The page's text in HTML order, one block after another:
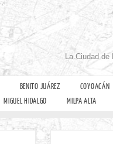
La Ciudad
BENITO JUÁREZ
COYOACÁN
MIGUEL HIDALGO MILPA ALTA